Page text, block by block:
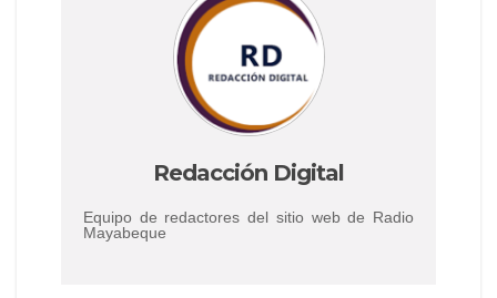
Redacción Digital
Equipo de redactores del sitio web de Radio
Mayabeque